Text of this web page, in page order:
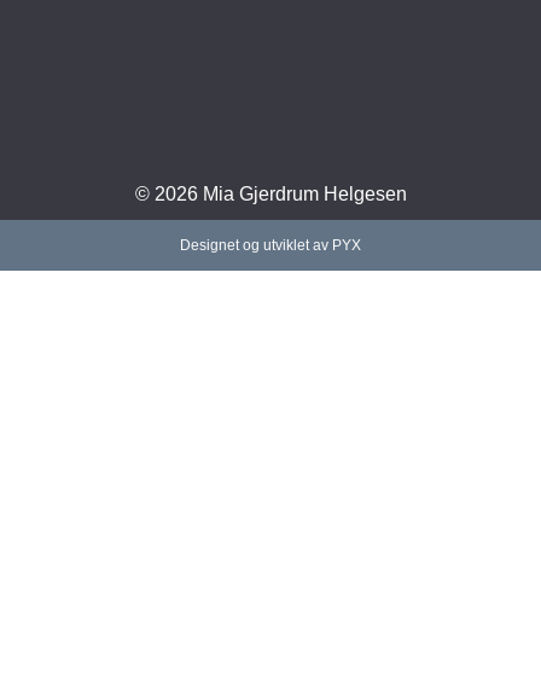
© 2026 Mia Gjerdrum Helgesen
Designet og utviklet av PYX